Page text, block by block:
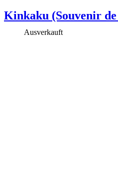
Kinkaku (Souvenir
Ausverkauft